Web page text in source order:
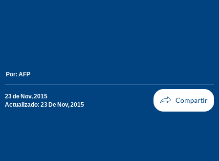
Por: AFP
23 de Nov, 2015
Actualizado: 23 De Nov, 2015